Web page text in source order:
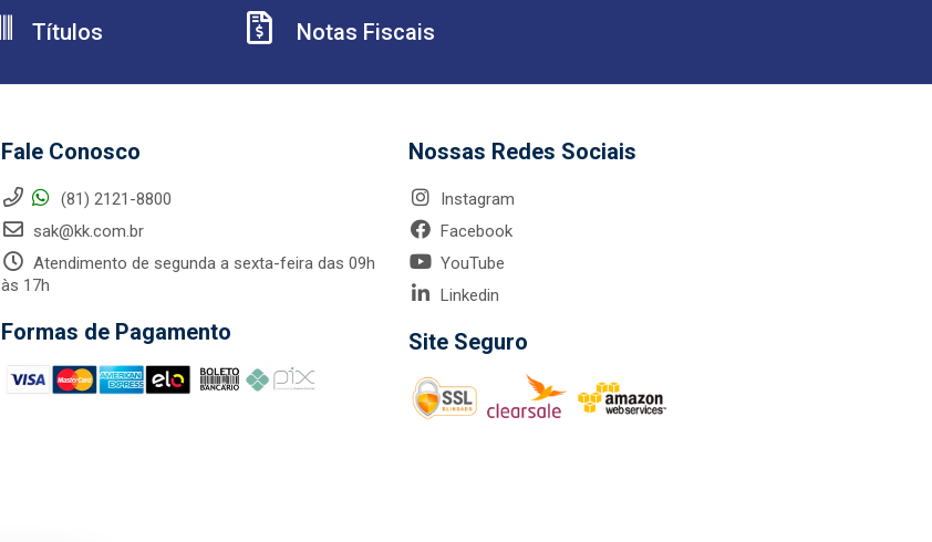
Títulos Notas Fiscais
Fale Conosco
(81) 2121-8800
sak@kk.com.br
Atendimento de segunda a sexta-feira das 09h
às 17h
Formas de Pagamento
Nossas Redes Sociais
Instagram
Facebook
YouTube
Linkedin
Site Seguro